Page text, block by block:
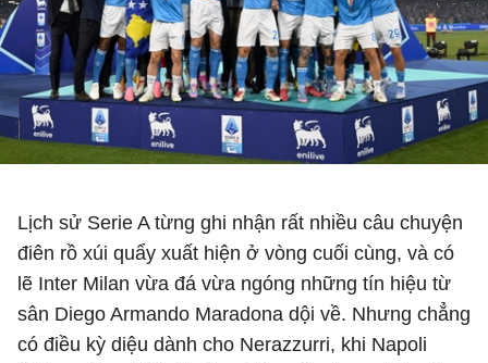
Lịch sử Serie A từng ghi nhận rất nhiều câu chuyện
điên rồ xúi quẩy xuất hiện ở vòng cuối cùng, và có
lẽ Inter Milan vừa đá vừa ngóng những tín hiệu từ
sân Diego Armando Maradona dội về. Nhưng chẳng
có điều kỳ diệu dành cho Nerazzurri, khi Napoli